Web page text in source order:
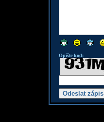
Opište kod: